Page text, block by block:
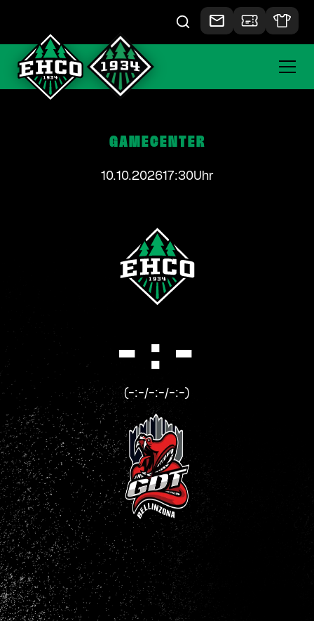
GAMECENTER
10.10.202617:30Uhr
- : -
(-:-/-:-/-:-)